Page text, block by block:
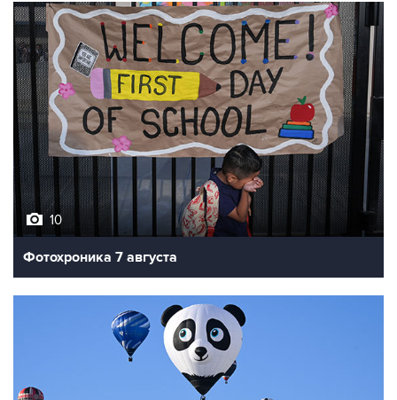
10
Фотохроника 7 августа